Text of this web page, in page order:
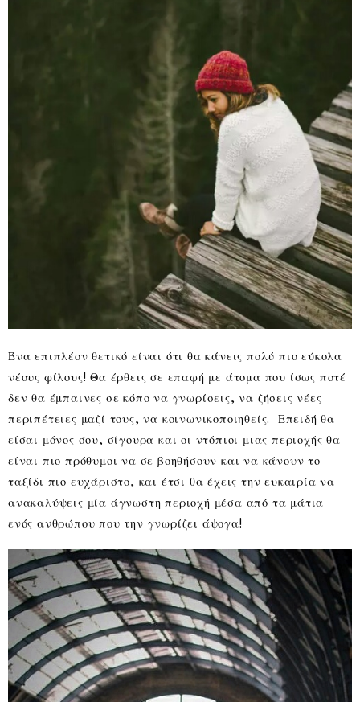
Ένα επιπλέον θετικό είναι ότι θα κάνεις πολύ πιο εύκολα
νέους φίλους! Θα έρθεις σε επαφή με άτομα που ίσως ποτέ
δεν θα έμπαινες σε κόπο να γνωρίσεις, να ζήσεις νέες
περιπέτειες μαζί τους, να κοινωνικοποιηθείς. Επειδή θα
είσαι μόνος σου, σίγουρα και οι ντόπιοι μιας περιοχής θα
είναι πιο πρόθυμοι να σε βοηθήσουν και να κάνουν το
ταξίδι πιο ευχάριστο, και έτσι θα έχεις την ευκαιρία να
ανακαλύψεις μία άγνωστη περιοχή μέσα από τα μάτια
ενός ανθρώπου που την γνωρίζει άψογα!